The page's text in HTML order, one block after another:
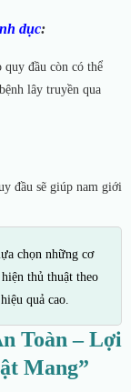
dục:
đầu còn có thể
lây truyền qua
đầu sẽ giúp nam giới
chọn những cơ
thủ thuật theo
quả cao.
Toàn – Lợi
Mang”